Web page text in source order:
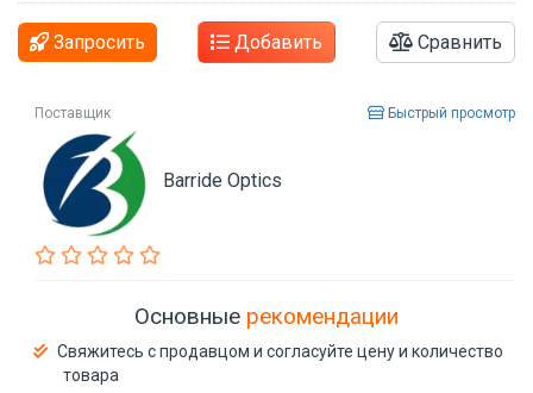
Запросить Добавить Сравнить
Поставщик Быстрый просмотр
Barride Optics
Основные рекомендации
Свяжитесь с продавцом и согласуйте цену и количество
товара